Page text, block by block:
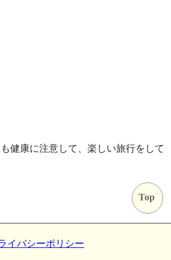
健康に注意して、楽しい旅行をして
Top
イバシーポリシー